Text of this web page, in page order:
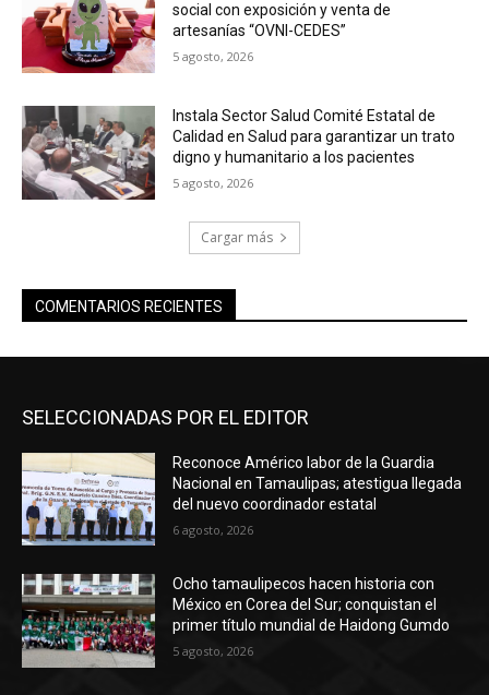
social con exposición y venta de
artesanías “OVNI-CEDES”
5 agosto, 2026
Instala Sector Salud Comité Estatal de
Calidad en Salud para garantizar un trato
digno y humanitario a los pacientes
5 agosto, 2026
Cargar más
COMENTARIOS RECIENTES
SELECCIONADAS POR EL EDITOR
Reconoce Américo labor de la Guardia
Nacional en Tamaulipas; atestigua llegada
del nuevo coordinador estatal
6 agosto, 2026
Ocho tamaulipecos hacen historia con
México en Corea del Sur; conquistan el
primer título mundial de Haidong Gumdo
5 agosto, 2026